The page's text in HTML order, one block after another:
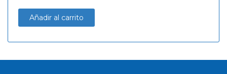
Añadir al carrito